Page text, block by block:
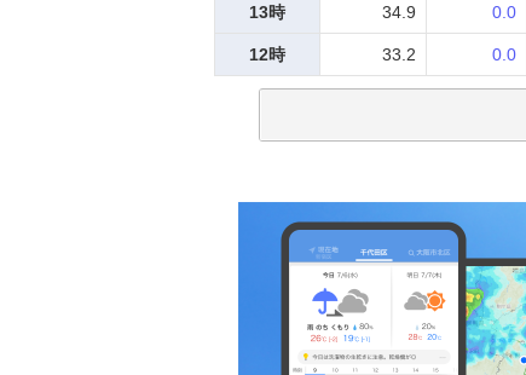
13時 34.9 0.0
12時 33.2 0.0